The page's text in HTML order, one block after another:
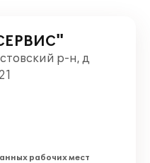
р-н, д
рабочих мест